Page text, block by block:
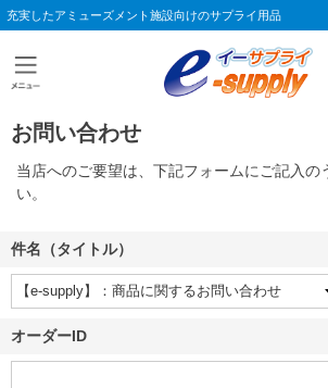
充実したアミューズメント施設向けのサプライ用品
お問い合わせ
当店へのご要望は、下記フォームにご記入の
い。
件名（タイトル）
オーダーID